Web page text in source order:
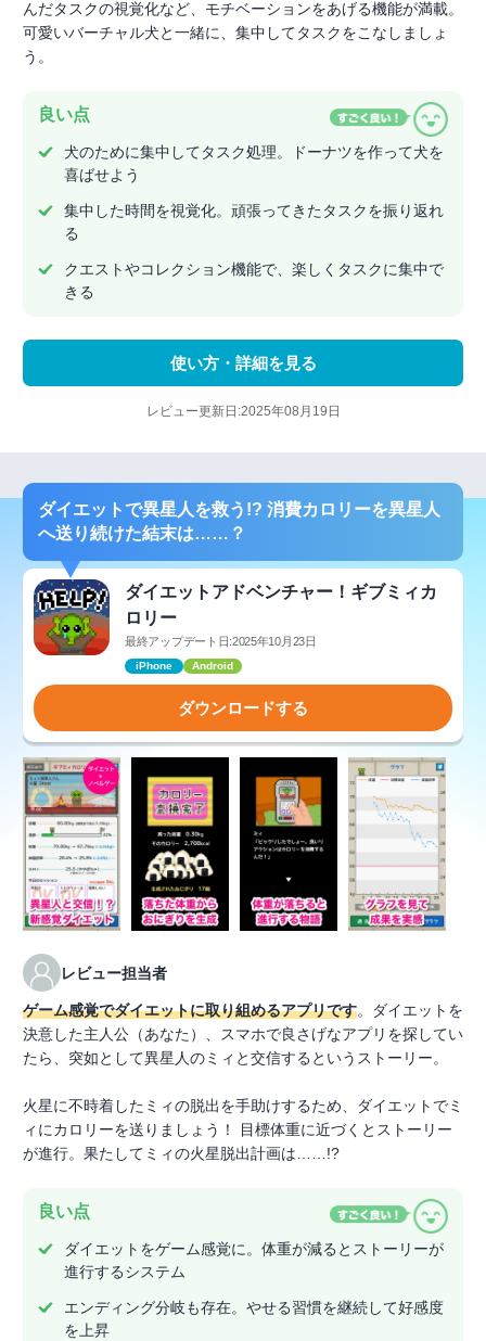
んだタスクの視覚化など、モチベーションをあげる機能が満載。
可愛いバーチャル犬と一緒に、集中してタスクをこなしましょ
う。
良い点
犬のために集中してタスク処理。ドーナツを作って犬を
喜ばせよう
集中した時間を視覚化。頑張ってきたタスクを振り返れ
る
クエストやコレクション機能で、楽しくタスクに集中で
きる
使い方・詳細を見る
レビュー更新日:2025年08月19日
ダイエットで異星人を救う!? 消費カロリーを異星人
へ送り続けた結末は……？
ダイエットアドベンチャー！ギブミィカ
ロリー
最終アップデート日:2025年10月23日
iPhone Android
ダウンロードする
レビュー担当者
ゲーム感覚でダイエットに取り組めるアプリです。ダイエットを
決意した主人公（あなた）、スマホで良さげなアプリを探してい
たら、突如として異星人のミィと交信するというストーリー。
火星に不時着したミィの脱出を手助けするため、ダイエットでミ
ィにカロリーを送りましょう！ 目標体重に近づくとストーリー
が進行。果たしてミィの火星脱出計画は……!?
良い点
ダイエットをゲーム感覚に。体重が減るとストーリーが
進行するシステム
エンディング分岐も存在。やせる習慣を継続して好感度
を上昇